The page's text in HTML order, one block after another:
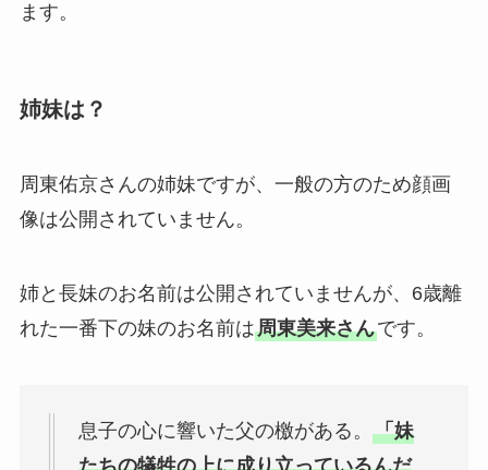
ます。
姉妹は？
周東佑京さんの姉妹ですが、一般の方のため顔画
像は公開されていません。
姉と長妹のお名前は公開されていませんが、6歳離
れた一番下の妹のお名前は周東美来さんです。
息子の心に響いた父の檄がある。 「妹